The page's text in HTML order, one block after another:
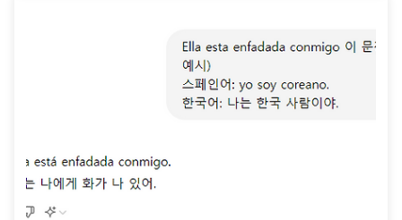
querying and prompting large language models. Our goa
l is to simplify the underlying concepts of formulating qu
estions for various scales of large language models, ..